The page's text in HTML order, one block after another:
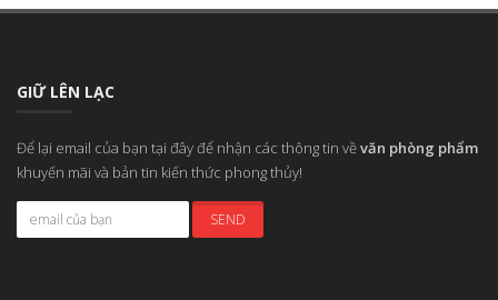
GIỮ LÊN LẠC
Để lại email của bạn tại đây để nhận các thông tin vềvăn phòng phẩm
khuyến mãi và bản tin kiến thức phong thủy!